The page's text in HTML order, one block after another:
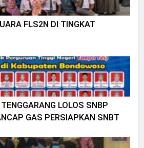
FLS2N DI TINGKAT
LOLOS SNBP
GAS PERSIAPKAN SNBT